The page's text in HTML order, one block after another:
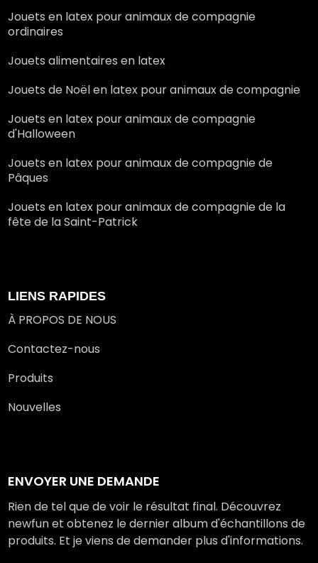
Jouets en latex pour animaux de compagnie
ordinaires
Jouets alimentaires en latex
Jouets de Noël en latex pour animaux de compagnie
Jouets en latex pour animaux de compagnie
d'Halloween
Jouets en latex pour animaux de compagnie de
Pâques
Jouets en latex pour animaux de compagnie de la
fête de la Saint-Patrick
LIENS RAPIDES
À PROPOS DE NOUS
Contactez-nous
Produits
Nouvelles
ENVOYER UNE DEMANDE
Rien de tel que de voir le résultat final. Découvrez
newfun et obtenez le dernier album d'échantillons de
produits. Et je viens de demander plus d'informations.